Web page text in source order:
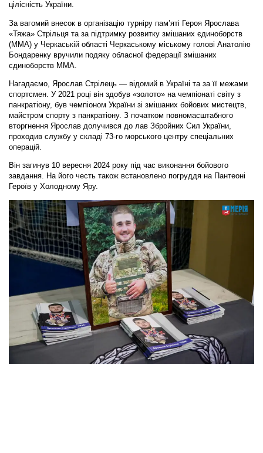
цілісність України.
За вагомий внесок в організацію турніру пам’яті Героя Ярослава
«Тяжа» Стрільця та за підтримку розвитку змішаних єдиноборств
(ММА) у Черкаській області Черкаському міському голові Анатолію
Бондаренку вручили подяку обласної федерації змішаних
єдиноборств ММА.
Нагадаємо, Ярослав Стрілець — відомий в Україні та за її межами
спортсмен. У 2021 році він здобув «золото» на чемпіонаті світу з
панкратіону, був чемпіоном України зі змішаних бойових мистецтв,
майстром спорту з панкратіону. З початком повномасштабного
вторгнення Ярослав долучився до лав Збройних Сил України,
проходив службу у складі 73-го морського центру спеціальних
операцій.
Він загинув 10 вересня 2024 року під час виконання бойового
завдання. На його честь також встановлено погруддя на Пантеоні
Героїв у Холодному Яру.